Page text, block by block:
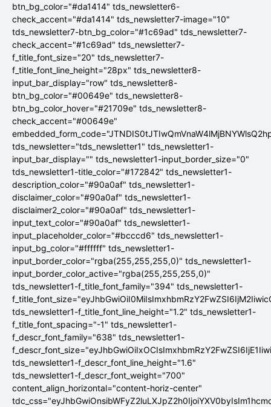
btn_bg_color="#da1414" tds_newsletter6-
check_accent="#da1414" tds_newsletter7-image="10"
tds_newsletter7-btn_bg_color="#1c69ad" tds_newsletter7-
check_accent="#1c69ad" tds_newsletter7-
f_title_font_size="20" tds_newsletter7-
f_title_font_line_height="28px" tds_newsletter8-
input_bar_display="row" tds_newsletter8-
btn_bg_color="#00649e" tds_newsletter8-
btn_bg_color_hover="#21709e" tds_newsletter8-
check_accent="#00649e"
tds_newsletter="tds_newsletter1" tds_newsletter1-
input_bar_display="" tds_newsletter1-input_border_size="0"
tds_newsletter1-title_color="#172842" tds_newsletter1-
description_color="#90a0af" tds_newsletter1-
disclaimer_color="#90a0af" tds_newsletter1-
disclaimer2_color="#90a0af" tds_newsletter1-
input_text_color="#90a0af" tds_newsletter1-
input_placeholder_color="#bcccd6" tds_newsletter1-
input_bg_color="#ffffff" tds_newsletter1-
input_border_color="rgba(255,255,255,0)" tds_newsletter1-
input_border_color_active="rgba(255,255,255,0)"
tds_newsletter1-f_title_font_family="394" tds_newsletter1-
tds_newsletter1-f_title_font_line_height="1.2" tds_newsletter1-
f_title_font_spacing="-1" tds_newsletter1-
f_descr_font_family="638" tds_newsletter1-
tds_newsletter1-f_descr_font_line_height="1.6"
tds_newsletter1-f_descr_font_weight="700"
content_align_horizontal="content-horiz-center"